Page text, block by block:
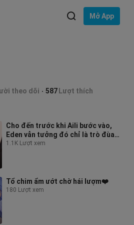
Mở App
theo dõi 587 Lượt thích
Cho đến trước khi Aili bước vào,
Eden vẫn tưởng đó chỉ là trò đùa
thôi ❤️
1.1K Lượt xem
Tổ chim ẩm ướt chờ hái lượm❤️
180 Lượt xem